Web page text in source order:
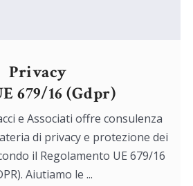
Privacy
679/16 (Gdpr)
e Associati offre consulenza
di privacy e protezione dei
il Regolamento UE 679/16
Aiutiamo le ...